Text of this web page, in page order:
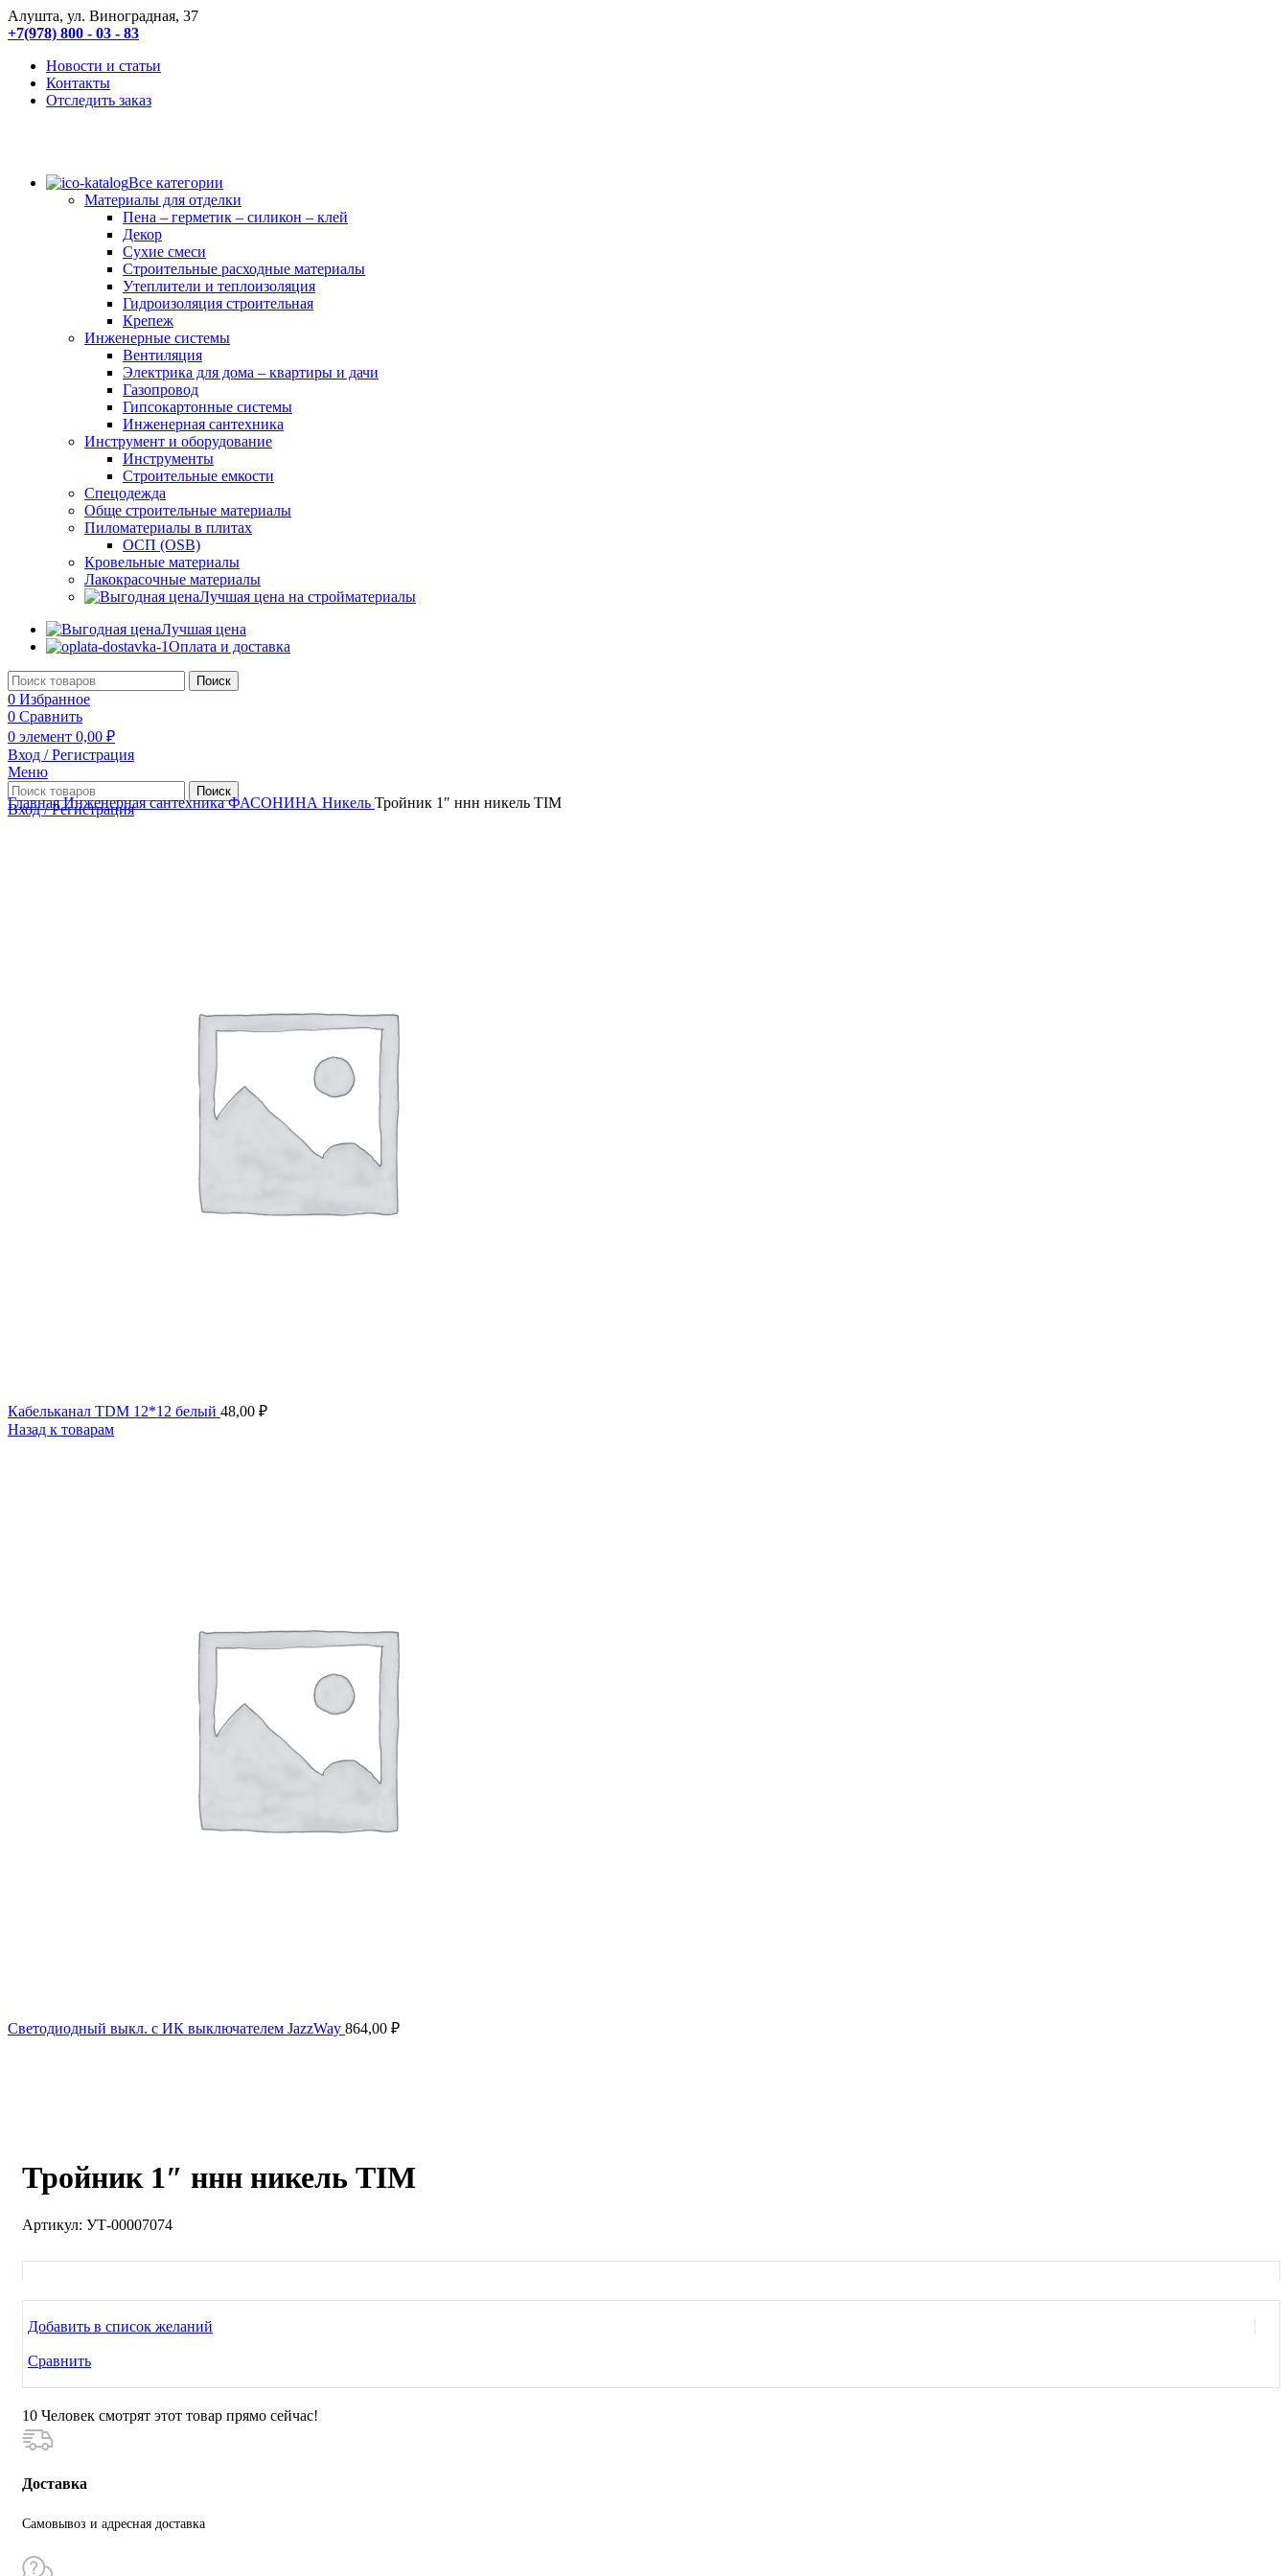
Алушта, ул. Виноградная, 37
+7(978) 800 - 03 - 83
Новости и статьи
Контакты
Отследить заказ
Все категории
Материалы для отделки
Пена – герметик – силикон – клей
Декор
Сухие смеси
Строительные расходные материалы
Утеплители и теплоизоляция
Гидроизоляция строительная
Крепеж
Инженерные системы
Вентиляция
Электрика для дома – квартиры и дачи
Газопровод
Гипсокартонные системы
Инженерная сантехника
Инструмент и оборудование
Инструменты
Строительные емкости
Спецодежда
Обще строительные материалы
Пиломатериалы в плитах
ОСП (OSB)
Кровельные материалы
Лакокрасочные материалы
Лучшая цена на стройматериалы
Лучшая цена
Оплата и доставка
Поиск
0 Избранное
0 Сравнить
0 элемент 0,00 ₽
Вход / Регистрация
Меню
Поиск
Вход / Регистрация
ГлавнаяИнженерная сантехникаФАСОНИНА Никель Тройник 1″ ннн никель TIM
Кабельканал TDM 12*12 белый 48,00 ₽
Назад к товарам
Светодиодный выкл. с ИК выключателем JazzWay 864,00 ₽
Тройник 1″ ннн никель TIM
Артикул: УТ-00007074
Добавить в список желаний
Сравнить
10 Человек смотрят этот товар прямо сейчас!
Доставка
Самовывоз и адресная доставка